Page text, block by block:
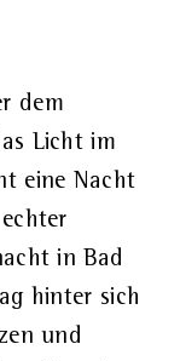
dem
Licht im
eine Nacht
in Bad
hinter sich
und